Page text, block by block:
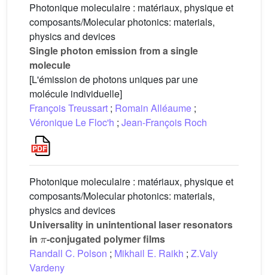
Photonique moleculaire : matériaux, physique et
composants/Molecular photonics: materials,
physics and devices
Single photon emission from a single
molecule
[L'émission de photons uniques par une
molécule individuelle]
François Treussart ; Romain Alléaume ;
Véronique Le Floc'h ; Jean-François Roch
Photonique moleculaire : matériaux, physique et
composants/Molecular photonics: materials,
physics and devices
Universality in unintentional laser resonators
in
π
-conjugated polymer films
Randall C. Polson ; Mikhail E. Raikh ; Z.Valy
Vardeny